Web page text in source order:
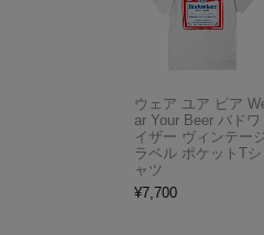
ウェア ユア ビア
ar Your Beer バドワ
イザー ヴィンテー
ラベル ポケットTシ
ャツ
¥7,700